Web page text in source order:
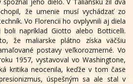
že umenie musí vychádzať zo
Vo Florencii ho ovplyvnili aj diela
napríklad Giotto alebo Botticelli.
že maliarske plátno získa väčšiu
postavy veľkorozmerné. Vo
1957, vystavoval vo Washingtone,
kritika neocenila, keďže v tom čase
úspešným sa ale stal v